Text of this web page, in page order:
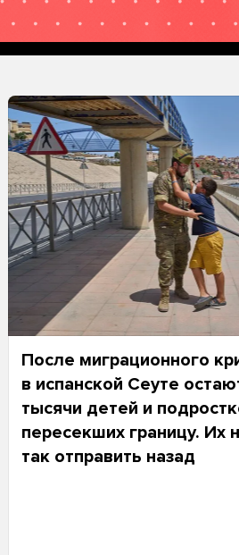
После миграционного
в испанской Сеуте
тысячи детей и
пересекших границу. Их
так отправить назад